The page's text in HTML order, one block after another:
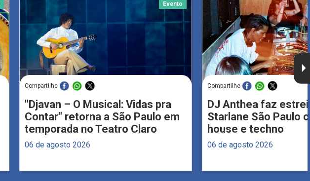
Evento
Compartilhe
"Djavan – O Musical: Vidas pra
Contar" retorna a São Paulo em
temporada no Teatro Claro
06 de agosto 2026
Compartilhe
DJ Anthea faz
Starlane São Paulo
house e techno
06 de agosto 2026